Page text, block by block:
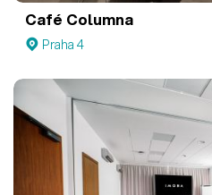
Café Columna
Praha 4